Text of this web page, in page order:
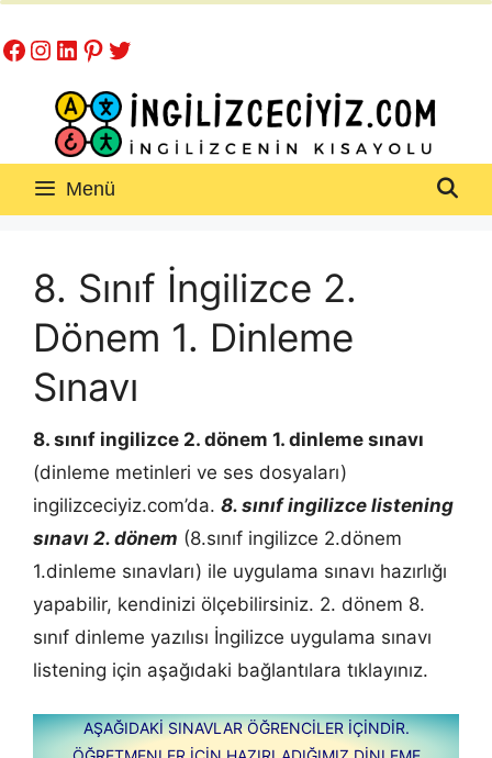
atla
Facebook
Instagram
LinkedIn
Pinterest
Twitter
Menü
8. Sınıf İngilizce 2.
Dönem 1. Dinleme
Sınavı
8. sınıf ingilizce 2. dönem 1. dinleme sınavı
(dinleme metinleri ve ses dosyaları)
ingilizceciyiz.com’da. 8. sınıf ingilizce listening
sınavı 2. dönem (8.sınıf ingilizce 2.dönem
1.dinleme sınavları) ile uygulama sınavı hazırlığı
yapabilir, kendinizi ölçebilirsiniz. 2. dönem 8.
sınıf dinleme yazılısı İngilizce uygulama sınavı
listening için aşağıdaki bağlantılara tıklayınız.
AŞAĞIDAKİ SINAVLAR ÖĞRENCİLER İÇİNDİR.